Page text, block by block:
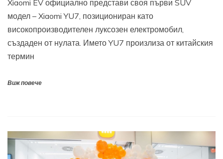
Xiaomi EV официално представи своя първи SUV
модел – Xiaomi YU7, позициониран като
високопроизводителен луксозен електромобил,
създаден от нулата. Името YU7 произлиза от китайския
термин
Виж повече